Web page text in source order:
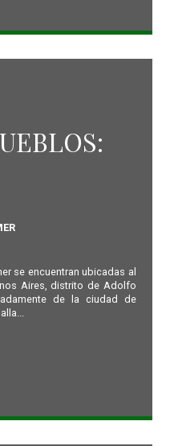
se encuentran ubicadas al
Aires, distrito de Adolfo
de la ciudad de